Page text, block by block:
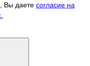
Вы даете согласие на